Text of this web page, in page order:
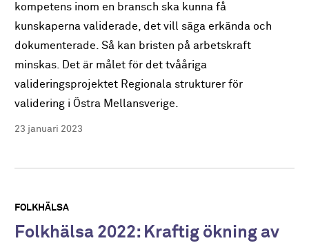
kompetens inom en bransch ska kunna få
kunskaperna validerade, det vill säga erkända och
dokumenterade. Så kan bristen på arbetskraft
minskas. Det är målet för det tvååriga
valideringsprojektet Regionala strukturer för
validering i Östra Mellansverige.
23 januari 2023
FOLKHÄLSA
Folkhälsa 2022: Kraftig ökning av